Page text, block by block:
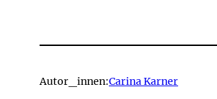
Autor_innen:Carina Karner